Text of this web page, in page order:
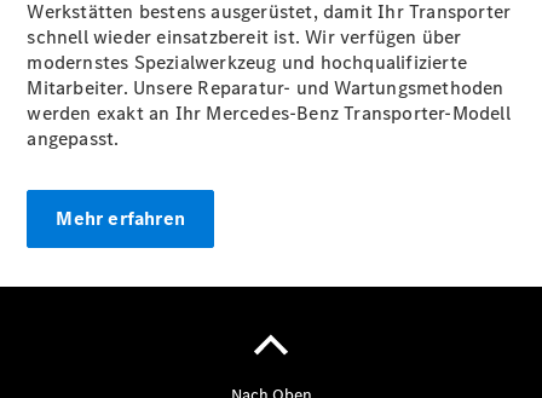
- elektrisch
Vito
Vito
Kastenwagen
- elektrisch
Vito Mixto
Werkstätten bestens ausgerüstet, damit Ihr Transporter
schnell wieder einsatzbereit ist. Wir verfügen über
modernstes Spezialwerkzeug und hochqualifizierte
Mitarbeiter. Unsere Reparatur- und Wartungsmethoden
werden exakt an Ihr Mercedes-Benz Transporter-Modell
angepasst.
Mehr erfahren